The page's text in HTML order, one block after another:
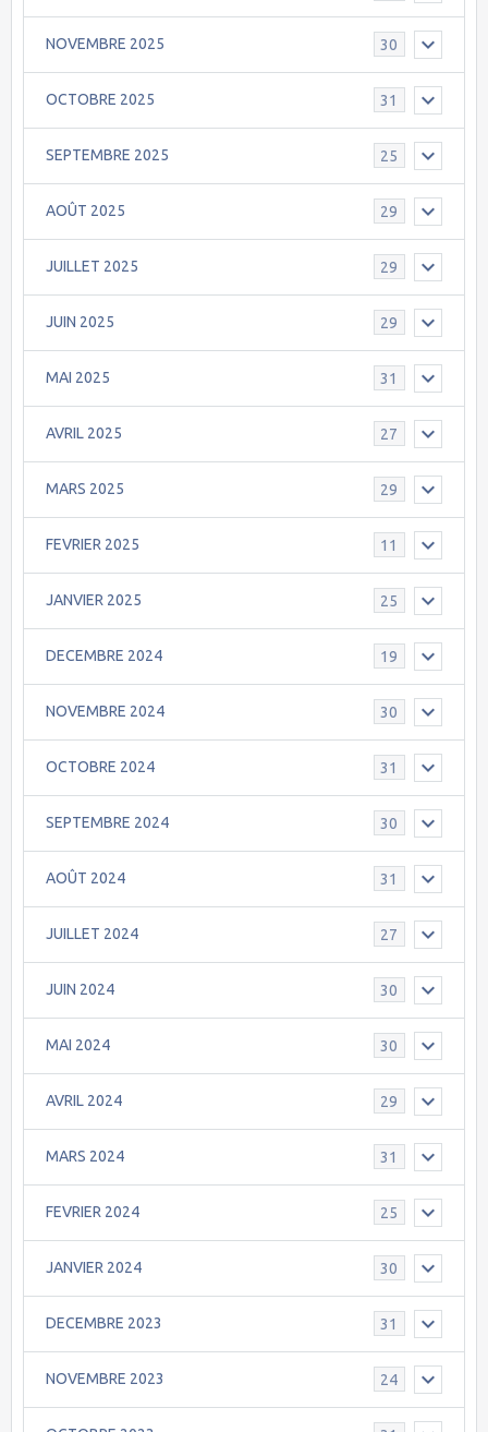
NOVEMBRE 2025 30
OCTOBRE 2025 31
SEPTEMBRE 2025 25
AOÛT 2025 29
JUILLET 2025 29
JUIN 2025 29
MAI 2025 31
AVRIL 2025 27
MARS 2025 29
FEVRIER 2025 11
JANVIER 2025 25
DECEMBRE 2024 19
NOVEMBRE 2024 30
OCTOBRE 2024 31
SEPTEMBRE 2024 30
AOÛT 2024 31
JUILLET 2024 27
JUIN 2024 30
MAI 2024 30
AVRIL 2024 29
MARS 2024 31
FEVRIER 2024 25
JANVIER 2024 30
DECEMBRE 2023 31
NOVEMBRE 2023 24